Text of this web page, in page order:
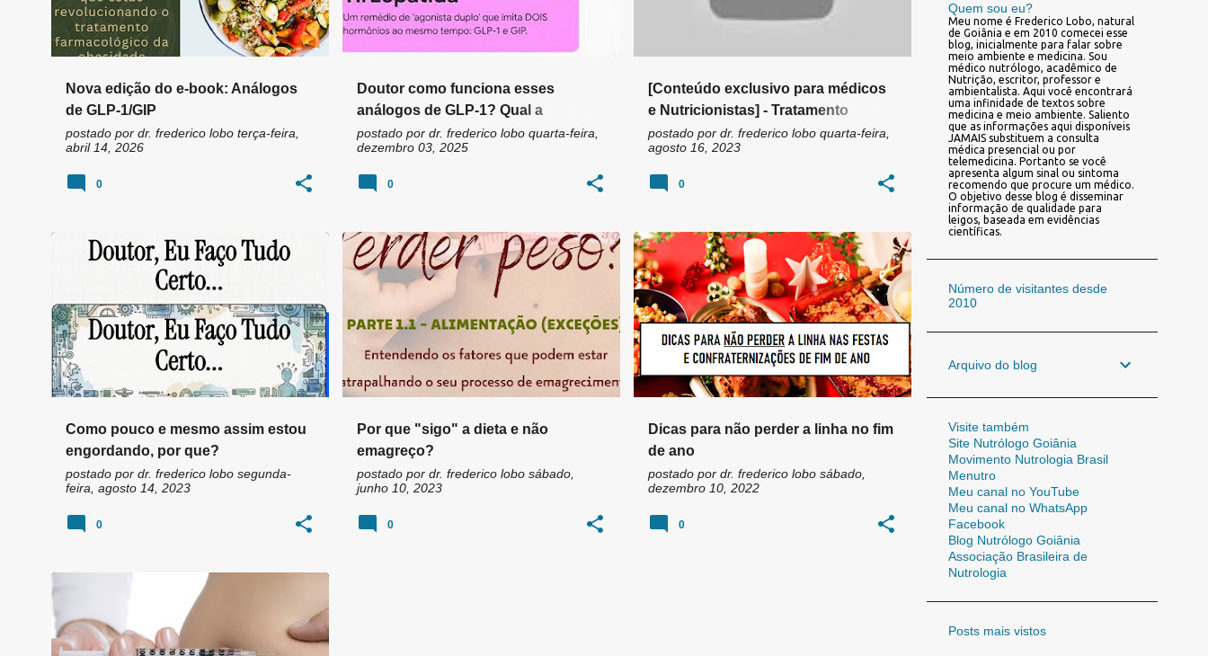
Nova edição do e-book: Análogos
de GLP-1/GIP
postado por dr. frederico lobo terça-feira,
abril 14, 2026
0
Doutor como funciona esses
análogos de GLP-1? Qual a
diferença entre Semaglutida e
Tirzepatida?
postado por dr. frederico lobo quarta-feira,
dezembro 03, 2025
0
[Conteúdo exclusivo para médicos
e Nutricionistas] - Tratamento
dietético da obesidade
postado por dr. frederico lobo quarta-feira,
agosto 16, 2023
0
Como pouco e mesmo assim estou
engordando, por que?
postado por dr. frederico lobo segunda-
feira, agosto 14, 2023
DIETA EMAGRECIMENTO
0
Por que "sigo" a dieta e não
emagreço?
postado por dr. frederico lobo sábado,
junho 10, 2023
ALIMENTAÇÃO DIETA + 3
0
Dicas para não perder a linha no fim
de ano
postado por dr. frederico lobo sábado,
dezembro 10, 2022
ANO NOVO DIETA FIM DE ANO
NATAL
0
Quem sou eu?
Meu nome é Frederico Lobo, natural
de Goiânia e em 2010 comecei esse
blog, inicialmente para falar sobre
meio ambiente e medicina. Sou
médico nutrólogo, acadêmico de
Nutrição, escritor, professor e
ambientalista. Aqui você encontrará
uma infinidade de textos sobre
medicina e meio ambiente. Saliento
que as informações aqui disponíveis
JAMAIS substituem a consulta
médica presencial ou por
telemedicina. Portanto se você
apresenta algum sinal ou sintoma
recomendo que procure um médico.
O objetivo desse blog é disseminar
informação de qualidade para
leigos, baseada em evidências
científicas.
Número de visitantes desde
2010
Arquivo do blog
Visite também
Site Nutrólogo Goiânia
Movimento Nutrologia Brasil
Menutro
Meu canal no YouTube
Meu canal no WhatsApp
Facebook
Blog Nutrólogo Goiânia
Associação Brasileira de
Nutrologia
Posts mais vistos